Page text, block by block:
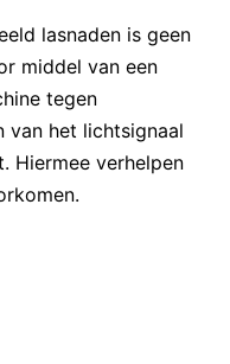
lasnaden is geen
middel van een
tegen
van het lichtsignaal
Hiermee verhelpen